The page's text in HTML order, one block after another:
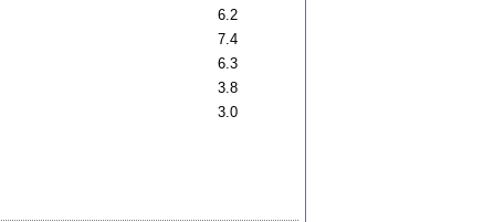
6.2
7.4
6.3
3.8
3.0